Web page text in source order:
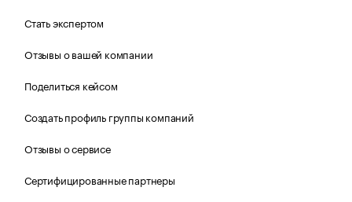
Стать экспертом
Отзывы о вашей компании
Поделиться кейсом
Создать профиль группы компаний
Отзывы о сервисе
Сертифицированные партнеры